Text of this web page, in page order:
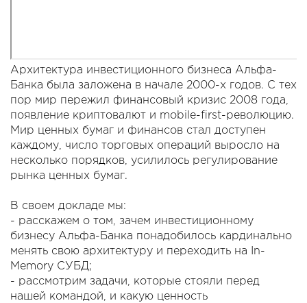
Архитектура инвестиционного бизнеса Альфа-
Банка была заложена в начале 2000-х годов. С тех
пор мир пережил финансовый кризис 2008 года,
появление криптовалют и mobile-first-революцию.
Мир ценных бумаг и финансов стал доступен
каждому, число торговых операций выросло на
несколько порядков, усилилось регулирование
рынка ценных бумаг.
В своем докладе мы:
- расскажем о том, зачем инвестиционному
бизнесу Альфа-Банка понадобилось кардинально
менять свою архитектуру и переходить на In-
Memory СУБД;
- рассмотрим задачи, которые стояли перед
нашей командой, и какую ценность